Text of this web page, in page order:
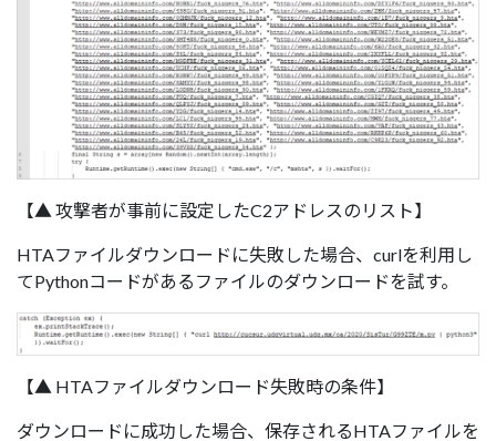
【▲ 攻撃者が事前に設定したC2アドレスのリスト】
HTAファイルダウンロードに失敗した場合、curlを利用し
てPythonコードがあるファイルのダウンロードを試す。
【▲ HTAファイルダウンロード失敗時の条件】
ダウンロードに成功した場合、保存されるHTAファイルを